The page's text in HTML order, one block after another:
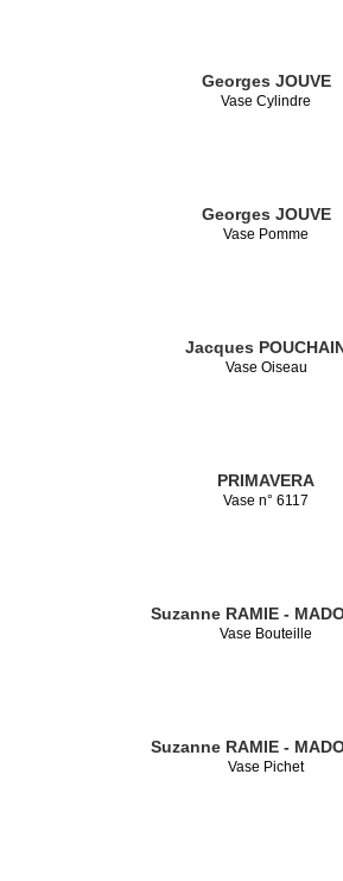
Georges JOUVE
Vase Cylindre
Georges JOUVE
Vase Pomme
Jacques
Vase Oiseau
PRIMAVERA
Vase n° 6117
Suzanne RAMIE -
Vase Bouteille
Suzanne RAMIE -
Vase Pichet